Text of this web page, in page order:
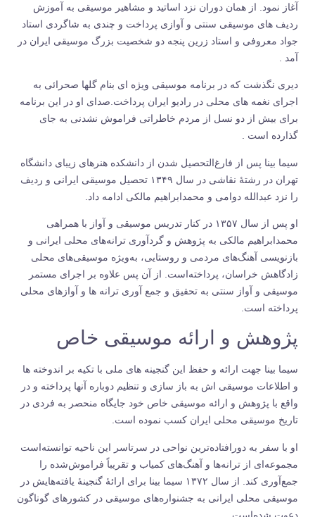
آغاز نمود. از همان دوران نزد اساتید و مشاهیر موسیقی به آموزش
ردیف های موسیقی سنتی و آوازی پرداخت و چندی به شاگردی استاد
جواد معروفی و استاد زرین پنجه دو شخصیت بزرگ موسیقی ایران در
آمد .
دیری نگذشت که در برنامه موسیقی ویژه ای بنام گلها صحرائی به
اجرای نغمه های محلی در رادیو ایران پرداخت.صدای او در این برنامه
برای بیش از دو نسل از مردم خاطراتی فراموش نشدنی به جای
گذارده است .
سیما بینا پس از فارغ‌التحصیل شدن از دانشکده هنرهای زیبای دانشگاه
تهران در رشتهٔ نقاشی در سال ۱۳۴۹ تحصیل موسیقی ایرانی و ردیف
را نزد عبدالله دوامی و محمدابراهیم مالکی ادامه داد.
او پس از سال ۱۳۵۷ در کنار تدریس موسیقی و آواز با همراهی
محمدابراهیم مالکی به پژوهش و گردآوری ترانه‌های محلی ایرانی و
بازنویسی آهنگ‌های مردمی و روستایی، به‌ویژه موسیقی‌های محلی
زادگاهش خراسان، پرداخته‌است. از آن پس علاوه بر اجرای مستمر
موسیقی و آواز سنتی به تحقیق و جمع آوری ترانه ها و آوازهای محلی
پرداخته است.
پژوهش و ارائه موسیقی خاص
سیما بینا جهت ارائه و حفظ این گنجینه های ملی با تکیه بر اندوخته ها
و اطلاعات موسیقی اش به باز سازی و تنظیم دوباره آنها پرداخته و در
واقع با پژوهش و ارائه موسیقی خاص خود جایگاه منحصر به فردی در
تاریخ موسیقی محلی ایران کسب نموده است.
او با سفر به دورافتاده‌ترین نواحی در سرتاسر این ناحیه توانسته‌است
مجموعه‌ای از ترانه‌ها و آهنگ‌های کمیاب و تقریباً فراموش‌شده را
جمع‌آوری کند. از سال ۱۳۷۲ سیما بینا برای ارائهٔ گنجینهٔ یافته‌هایش در
موسیقی محلی ایرانی به جشنواره‌های موسیقی در کشورهای گوناگون
دعوت شده‌است.